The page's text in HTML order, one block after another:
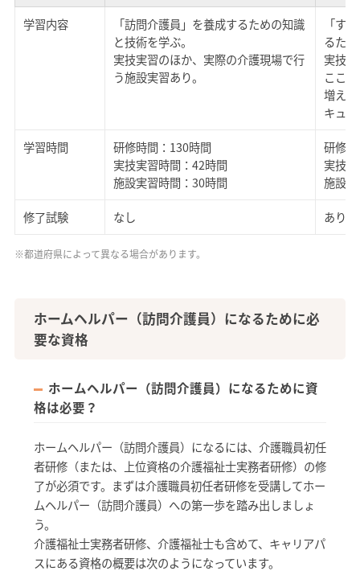
学習内容
「訪問介護員」を養成するための知識
と技術を学ぶ。
実技実習のほか、実際の介護現場で行
う施設実習あり。
「す
るた
実技
ここ
増え
キュ
学習時間
研修時間：130時間
実技実習時間：42時間
施設実習時間：30時間
研修
実技
施設
修了試験
なし あり
※都道府県によって異なる場合があります。
ホームヘルパー（訪問介護員）になるために必
要な資格
ホームヘルパー（訪問介護員）になるために資
格は必要？
ホームヘルパー（訪問介護員）になるには、介護職員初任
者研修（または、上位資格の介護福祉士実務者研修）の修
了が必須です。まずは介護職員初任者研修を受講してホー
ムヘルパー（訪問介護員）への第一歩を踏み出しましょ
う。
介護福祉士実務者研修、介護福祉士も含めて、キャリアパ
スにある資格の概要は次のようになっています。